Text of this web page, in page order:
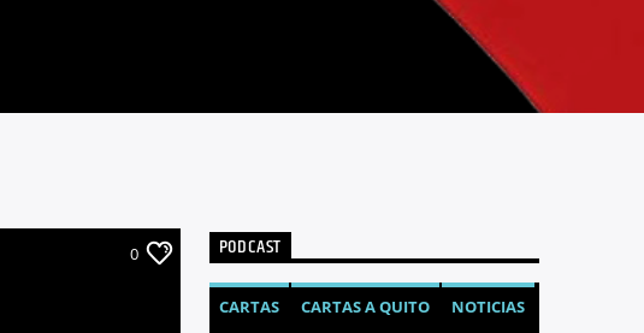
0 PODCAST
CARTAS CARTAS A QUITO
NOTICIAS